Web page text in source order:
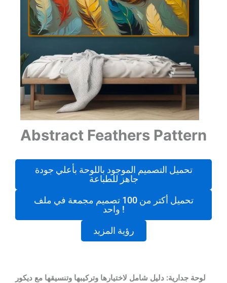
Abstract Feathers Pattern
تحميل التصميم الموجود باللوحة بأعلي جودة
جاهز للطباعة
تحميل أكتر من 100 تصميم مجمعة في ملف
واحد !
رؤية المزيد
لوحة جدارية: دليل شامل لاختيارها وتركيبها وتنسيقها مع ديكور